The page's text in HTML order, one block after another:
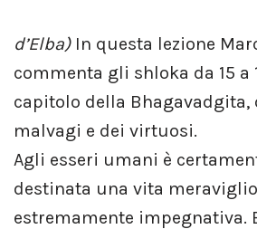
d’Elba) In questa lezione
commenta gli shloka da 15 a
capitolo della Bhagavadgita,
malvagi e dei virtuosi.
Agli esseri umani è
destinata una vita
estremamente impegnativa.